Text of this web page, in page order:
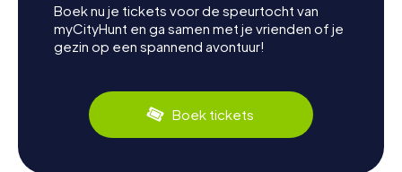
Boek nu je tickets voor de speurtocht van
myCityHunt en ga samen met je vrienden of je
gezin op een spannend avontuur!
Boek tickets